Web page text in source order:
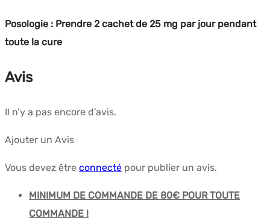
Posologie : Prendre 2 cachet de 25 mg par jour pendant
toute la cure
Avis
Il n’y a pas encore d’avis.
Ajouter un Avis
Vous devez être connecté pour publier un avis.
MINIMUM DE COMMANDE DE 80€ POUR TOUTE
COMMANDE !